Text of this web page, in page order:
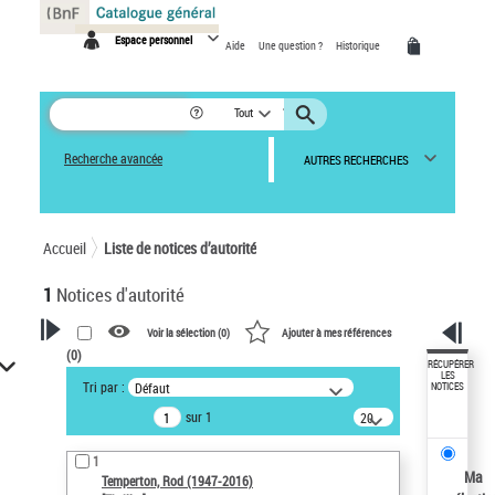
Espace personnel Aide Une question ? Historique
Tout
Recherche avancée AUTRES RECHERCHES
Accueil Liste de notices d’autorité
1 Notices d'autorité
VOTRE RECHERCHE
Recherche avancée dans les
notices d’autorité
Œuvres liées à l'auteur :
Temperton, Rod (1947-2016)
Voir la sélection (0) Ajouter à mes références
(0)
Tri par :
Défaut
sur 1
20
résultats/page
1
Temperton, Rod (1947-2016)
RÉCUPÉRER
LES
NOTICES
Ma
Panneau de gestion des cookies